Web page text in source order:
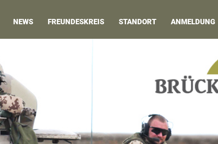
NEWS FREUNDESKREIS STANDORT ANMELDUNG